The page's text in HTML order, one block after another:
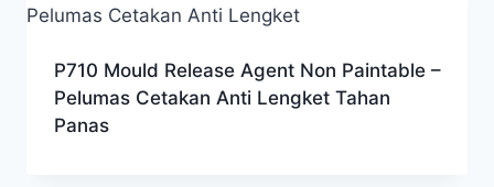
P710 Mould Release Agent Non Paintable –
Pelumas Cetakan Anti Lengket Tahan
Panas